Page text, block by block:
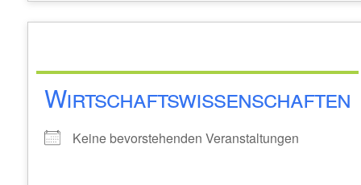
Wirtschaftswissenschaften
Keine bevorstehenden Veranstaltungen